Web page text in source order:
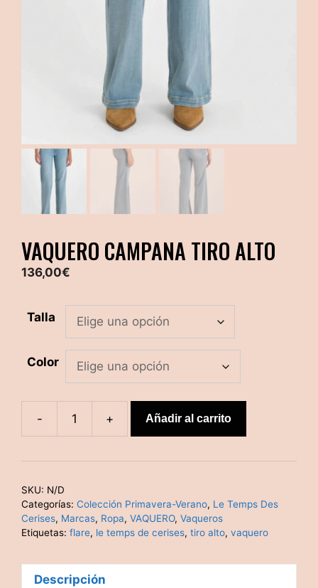
VAQUERO CAMPANA TIRO ALTO
136,00€
Talla
Color
-
Vaquero
tiro
cantidad
+ Añadir al carrito
SKU: N/D
Categorías: Colección Primavera-Verano, Le Temps Des
Cerises, Marcas, Ropa, VAQUERO, Vaqueros
Etiquetas: flare, le temps de cerises, tiro alto, vaquero
Descripción